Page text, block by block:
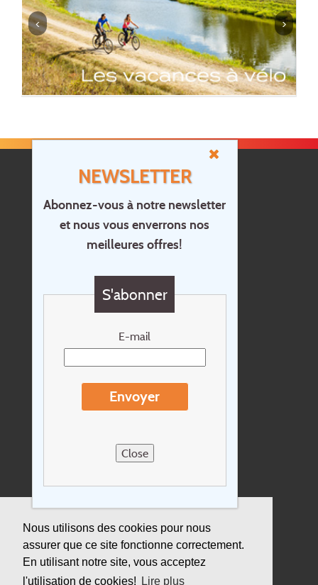
Nous utilisons des cookies pour nous
assurer que ce site fonctionne correctement.
En utilisant notre site, vous acceptez
l'utilisation de cookies!
Lire plus
NEWSLETTER
Abonnez-vous à notre newsletter
et nous vous enverrons nos
meilleures offres!
S'abonner
E-mail
Envoyer
Close
Accueil
Contact
Questions?
Newsletter
Conditions de voyage
Sitemap
Assurance